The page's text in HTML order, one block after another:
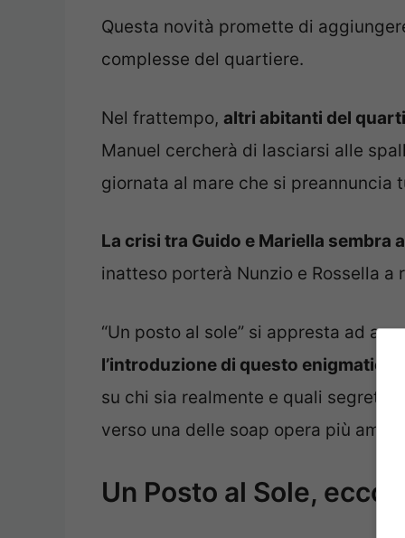
Questa novità promette di
complesse del quartiere.
Nel frattempo, altri abitanti del
Manuel cercherà di lasciarsi alle
giornata al mare che si preannuncia
La crisi tra Guido e Mariella sembra
inatteso porterà Nunzio e Rossella
“Un posto al sole” si appresta ad
l’introduzione di questo enigmatico
su chi sia realmente e quali segreti
verso una delle soap opera più
Un Posto al Sole, ecco